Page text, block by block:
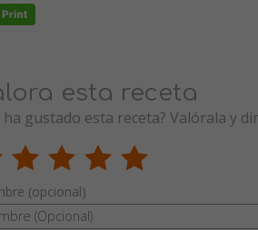
esta receta
ha gustado esta receta? Valórala y
(opcional)